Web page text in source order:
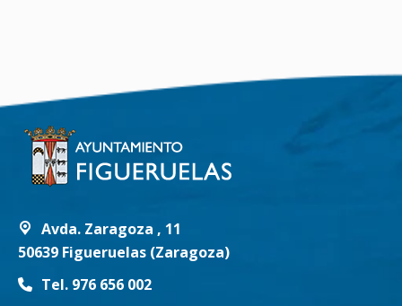
Avda. Zaragoza , 11
50639 Figueruelas (Zaragoza)
Tel. 976 656 002